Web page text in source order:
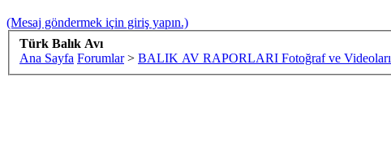
(Mesaj göndermek için giriş yapın.)
Türk Balık Avı
Ana Sayfa Forumlar > BALIK AV RAPORLARI Fotoğraf ve Videoları